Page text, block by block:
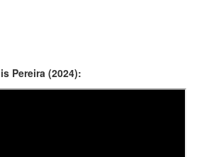
Pereira (2024):